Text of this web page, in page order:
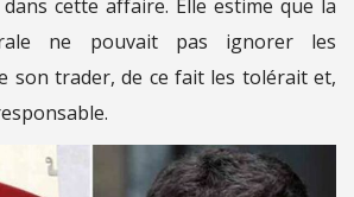
cette affaire. Elle estime que la
ne pouvait pas ignorer les
son trader, de ce fait les tolérait et,